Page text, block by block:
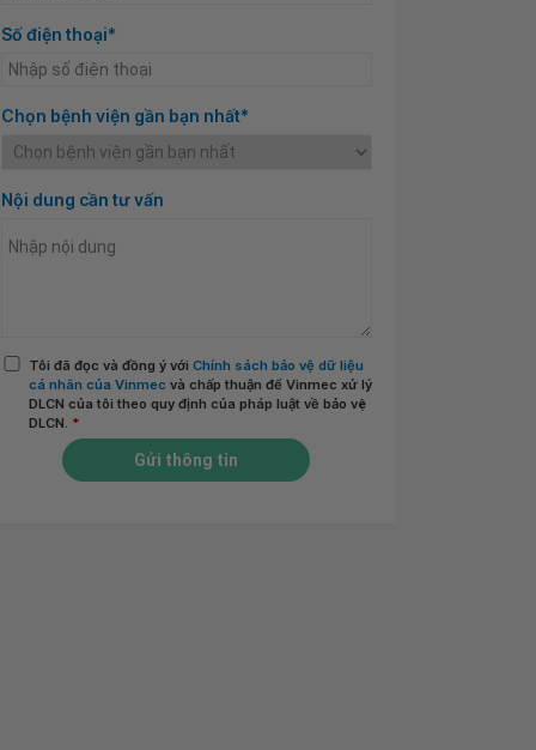
Số điện thoại*
Chọn bệnh viện gần bạn nhất*
Nội dung cần tư vấn
Tôi đã đọc và đồng ý với Chính sách bảo vệ dữ liệu
cá nhân của Vinmec và chấp thuận để Vinmec xử lý
DLCN của tôi theo quy định của pháp luật về bảo vệ
DLCN. *
Gửi thông tin